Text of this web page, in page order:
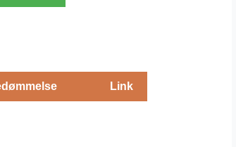
Link